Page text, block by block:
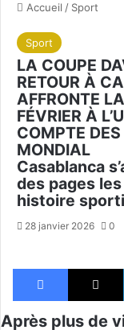
Accueil / Sport
Sport
LA COUPE
RETOUR À
AFFRONTE
FÉVRIER À
COMPTE
MONDIAL
Casablanca
des pages
histoire
28 janvier 2026 0
Facebook
Après plus de